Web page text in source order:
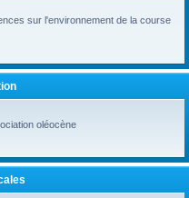
sur l'environnement de la course
oléocène